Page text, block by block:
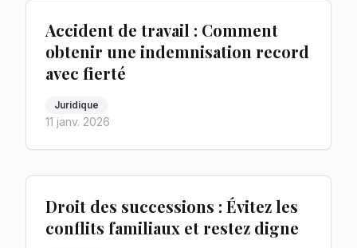
Accident de travail : Comment
obtenir une indemnisation record
avec fierté
Juridique
11 janv. 2026
Droit des successions : Évitez les
conflits familiaux et restez digne